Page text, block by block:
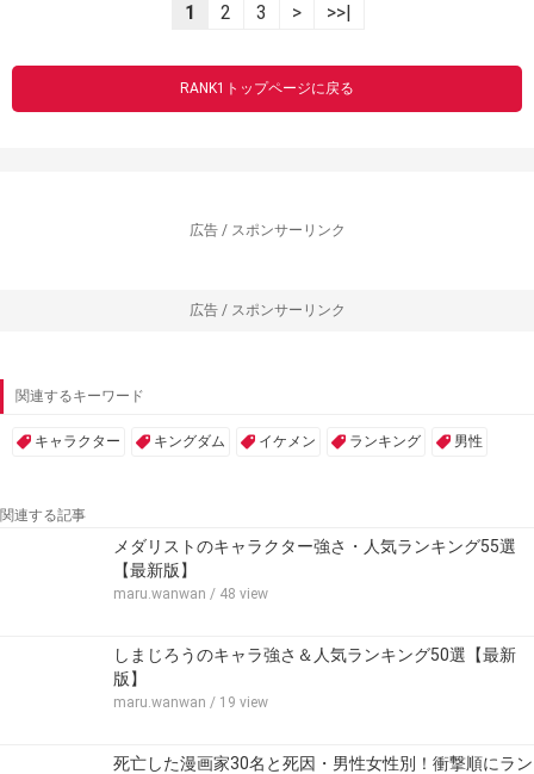
1 2 3 > >>|
RANK1トップページに戻る
広告 / スポンサーリンク
広告 / スポンサーリンク
関連するキーワード
キャラクター キングダム イケメン ランキング 男性
関連する記事
メダリストのキャラクター強さ・人気ランキング55選
【最新版】
maru.wanwan / 48 view
しまじろうのキャラ強さ＆人気ランキング50選【最新
版】
maru.wanwan / 19 view
死亡した漫画家30名と死因・男性女性別！衝撃順にラン